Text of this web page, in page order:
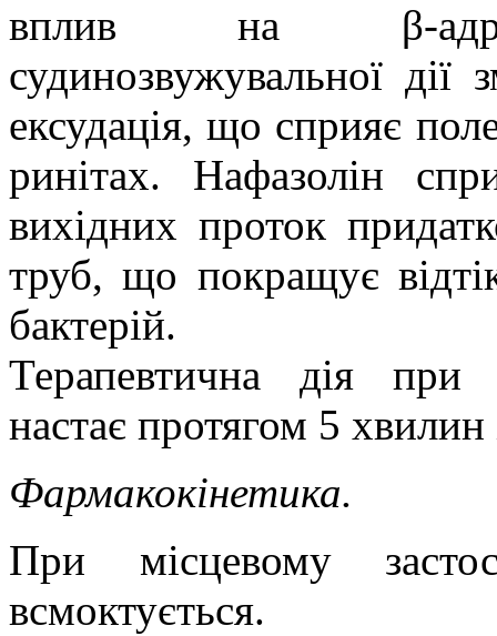
вплив на
судинозвужувальної дії
ексудація, що сприяє
ринітах. Нафазолін
вихідних проток
труб, що покращує
бактерій.
Терапевтична дія при
настає протягом 5
Фармакокінетика.
При місцевому
всмоктується.